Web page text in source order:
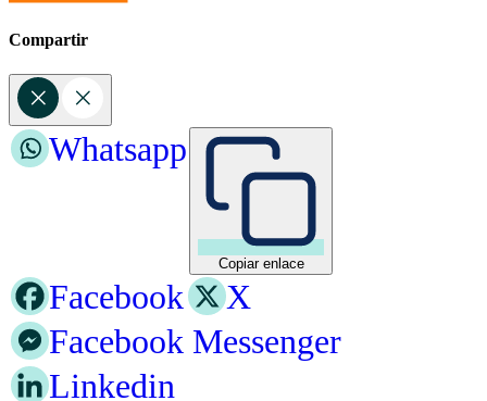
Compartir
Copiar enlace
Whatsapp
Facebook
X
Facebook Messenger
Linkedin